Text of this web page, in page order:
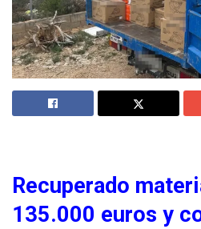
Recuperado
135.000 euros y